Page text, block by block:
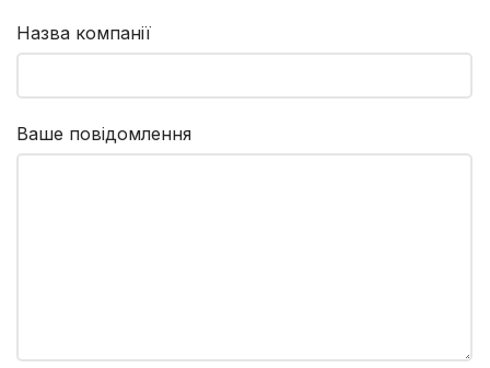
Назва компанії
Ваше повідомлення